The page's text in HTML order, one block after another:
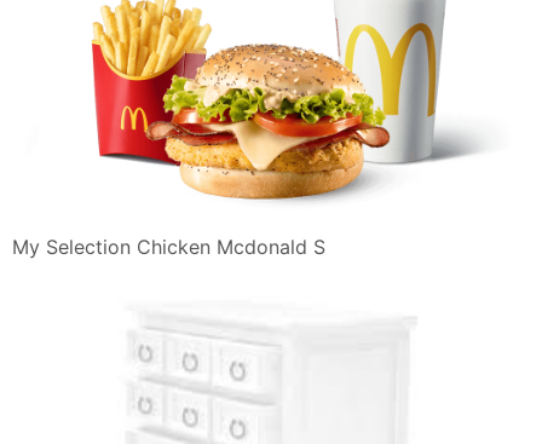
My Selection Chicken Mcdonald S